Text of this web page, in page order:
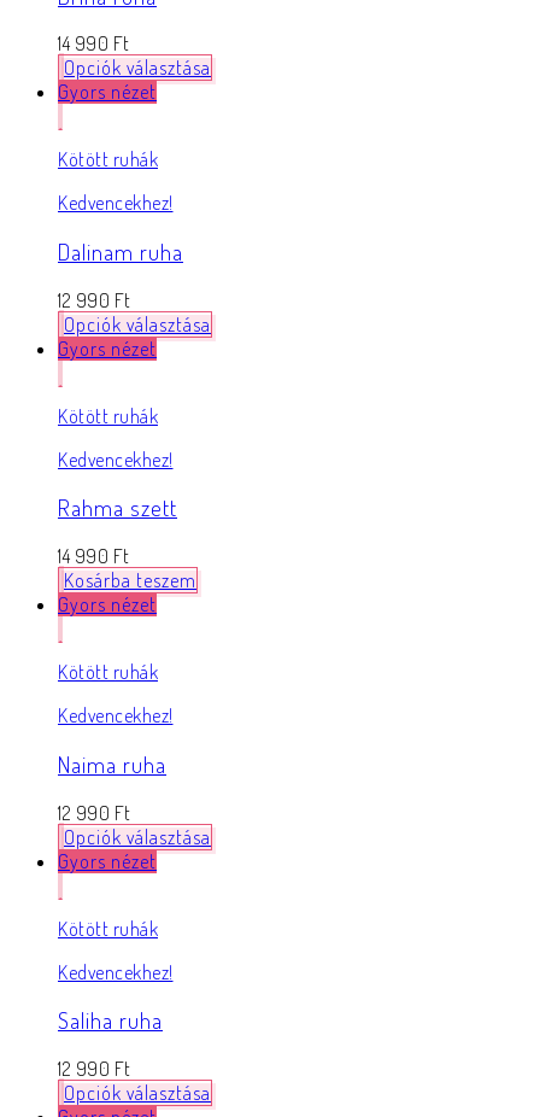
14 990 Ft
Opciók választása
Gyors nézet
Kötött ruhák
Kedvencekhez!
Dalinam ruha
12 990 Ft
Opciók választása
Gyors nézet
Kötött ruhák
Kedvencekhez!
Rahma szett
14 990 Ft
Kosárba teszem
Gyors nézet
Kötött ruhák
Kedvencekhez!
Naima ruha
12 990 Ft
Opciók választása
Gyors nézet
Kötött ruhák
Kedvencekhez!
Saliha ruha
12 990 Ft
Opciók választása